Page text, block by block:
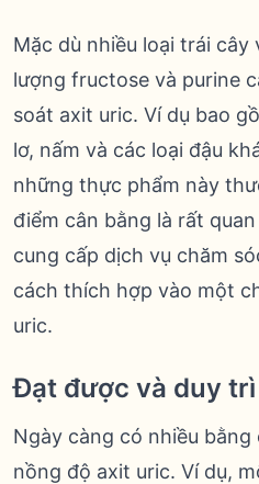
Mặc dù nhiều loại trái
lượng fructose và purine
soát axit uric. Ví dụ bao
lơ, nấm và các loại đậu
những thực phẩm này
điểm cân bằng là rất
cung cấp dịch vụ chăm
cách thích hợp vào một
uric.
Đạt được và duy
Ngày càng có nhiều
nồng độ axit uric. Ví dụ,